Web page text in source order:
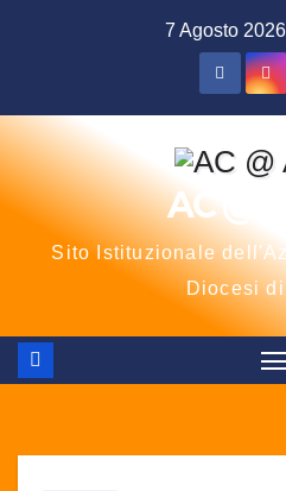
7 Agosto 2026
AC @
Sito Istituzionale
Diocesi